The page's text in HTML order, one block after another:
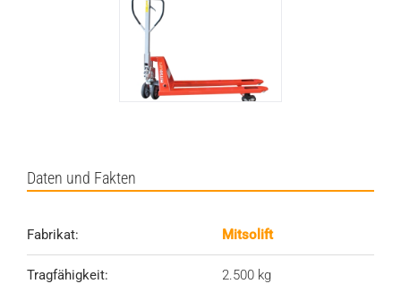
Daten und Fakten
Fabrikat: Mitsolift
Tragfähigkeit: 2.500 kg